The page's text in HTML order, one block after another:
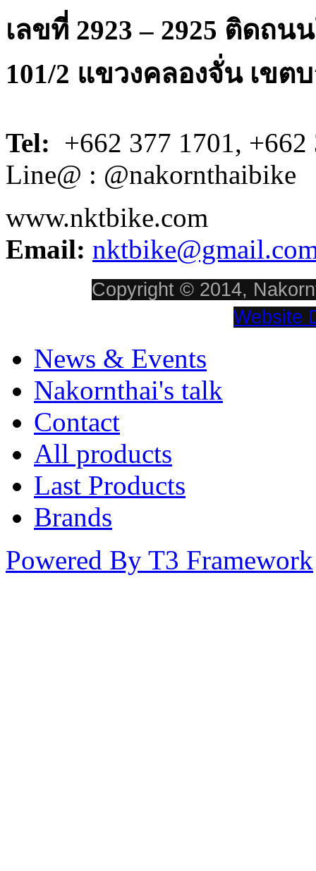
เลขที่ 2923 – 2925 ติดถ
101/2 แขวงคลองจั่น เขต
Tel: +662 377 1701,
Line@ : @nakornthaibike
www.nktbike.com
Email:
Copyright © 2014,
Website
News & Events
Nakornthai's talk
Contact
All products
Last Products
Brands
Powered By T3 Framework